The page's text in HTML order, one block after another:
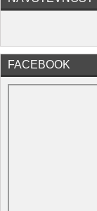
FACEBOOK